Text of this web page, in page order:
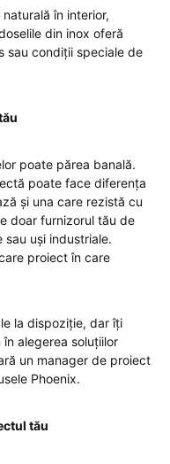
în interior,
din inox oferă
sau condiții speciale de
poate părea banală.
poate face diferența
și una care rezistă cu
doar furnizorul tău de
uși industriale.
proiect în care
la dispoziție, dar îți
alegerea soluțiilor
un manager de proiect
Phoenix.
tău